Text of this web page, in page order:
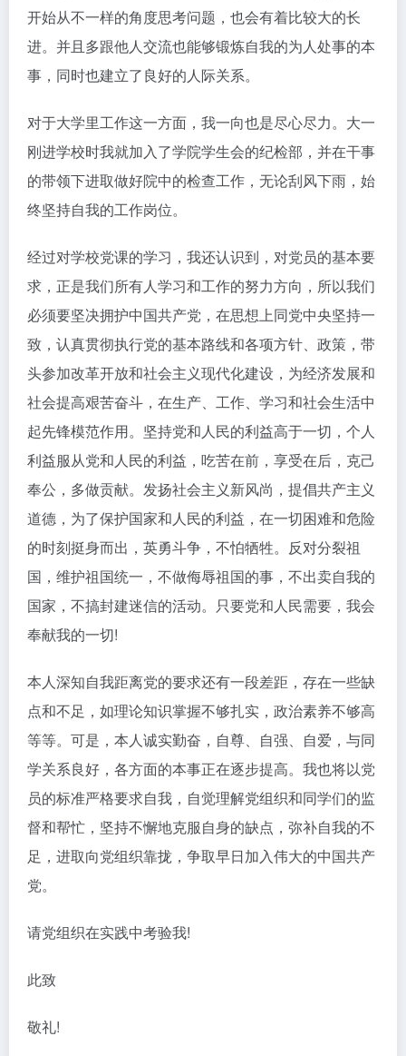
开始从不一样的角度思考问题，也会有着比较大的长
进。并且多跟他人交流也能够锻炼自我的为人处事的本
事，同时也建立了良好的人际关系。
对于大学里工作这一方面，我一向也是尽心尽力。大一
刚进学校时我就加入了学院学生会的纪检部，并在干事
的带领下进取做好院中的检查工作，无论刮风下雨，始
终坚持自我的工作岗位。
经过对学校党课的学习，我还认识到，对党员的基本要
求，正是我们所有人学习和工作的努力方向，所以我们
必须要坚决拥护中国共产党，在思想上同党中央坚持一
致，认真贯彻执行党的基本路线和各项方针、政策，带
头参加改革开放和社会主义现代化建设，为经济发展和
社会提高艰苦奋斗，在生产、工作、学习和社会生活中
起先锋模范作用。坚持党和人民的利益高于一切，个人
利益服从党和人民的利益，吃苦在前，享受在后，克己
奉公，多做贡献。发扬社会主义新风尚，提倡共产主义
道德，为了保护国家和人民的利益，在一切困难和危险
的时刻挺身而出，英勇斗争，不怕牺牲。反对分裂祖
国，维护祖国统一，不做侮辱祖国的事，不出卖自我的
国家，不搞封建迷信的活动。只要党和人民需要，我会
奉献我的一切!
本人深知自我距离党的要求还有一段差距，存在一些缺
点和不足，如理论知识掌握不够扎实，政治素养不够高
等等。可是，本人诚实勤奋，自尊、自强、自爱，与同
学关系良好，各方面的本事正在逐步提高。我也将以党
员的标准严格要求自我，自觉理解党组织和同学们的监
督和帮忙，坚持不懈地克服自身的缺点，弥补自我的不
足，进取向党组织靠拢，争取早日加入伟大的中国共产
党。
请党组织在实践中考验我!
此致
敬礼!